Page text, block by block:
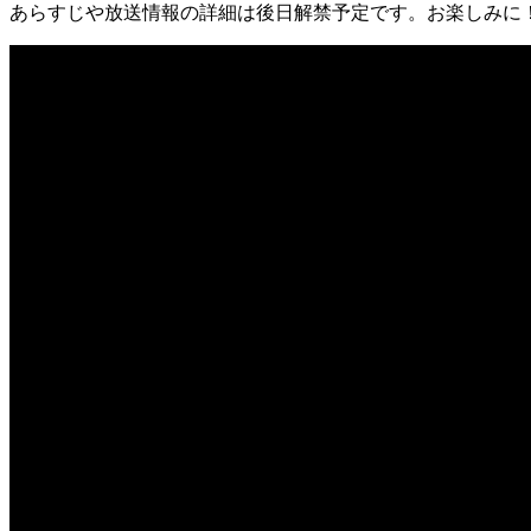
あらすじや放送情報の詳細は後日解禁予定です。お楽しみに